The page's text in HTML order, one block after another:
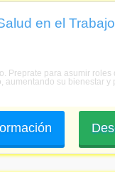
en el Trabajo
Preprate para asumir
su bienestar